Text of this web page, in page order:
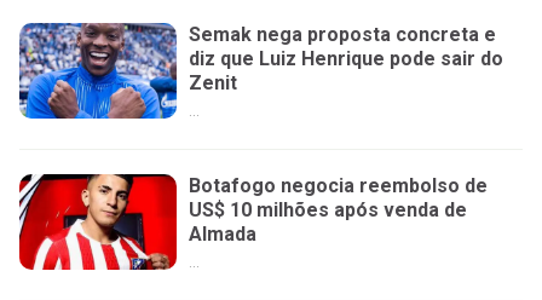
Semak nega proposta concreta e
diz que Luiz Henrique pode sair do
Zenit
Botafogo negocia reembolso de
US$ 10 milhões após venda de
Almada
...